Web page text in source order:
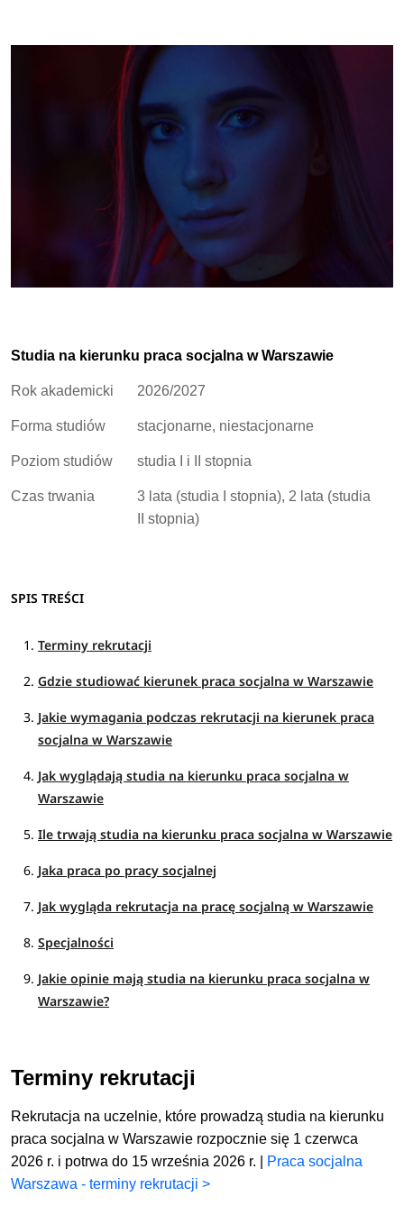
Studia na kierunku praca socjalna w Warszawie
Rok akademicki 2026/2027
Forma studiów stacjonarne, niestacjonarne
Poziom studiów studia I i II stopnia
Czas trwania
3 lata (studia I stopnia), 2 lata (studia
II stopnia)
SPIS TREŚCI
Terminy rekrutacji
Gdzie studiować kierunek praca socjalna w Warszawie
Jakie wymagania podczas rekrutacji na kierunek praca
socjalna w Warszawie
Jak wyglądają studia na kierunku praca socjalna w
Warszawie
Ile trwają studia na kierunku praca socjalna w Warszawie
Jaka praca po pracy socjalnej
Jak wygląda rekrutacja na pracę socjalną w Warszawie
Specjalności
Jakie opinie mają studia na kierunku praca socjalna w
Warszawie?
Terminy rekrutacji
Rekrutacja na uczelnie, które prowadzą studia na kierunku
praca socjalna w Warszawie rozpocznie się 1 czerwca
2026 r. i potrwa do 15 września 2026 r. |
Praca socjalna
Warszawa - terminy rekrutacji >